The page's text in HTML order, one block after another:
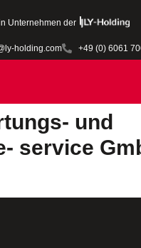
Unternehmen der
holding.com +49 (0) 6061
und
service